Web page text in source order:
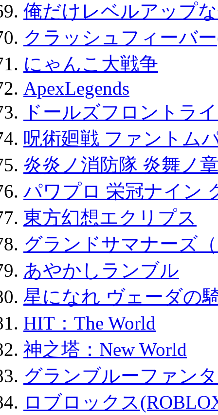
俺だけレベルアップ
クラッシュフィーバ
にゃんこ大戦争
ApexLegends
ドールズフロントラ
呪術廻戦 ファントム
炎炎ノ消防隊 炎舞ノ
パワプロ 栄冠ナイン
東方幻想エクリプス
グランドサマナーズ
あやかしランブル
星になれ ヴェーダの
HIT：The World
神之塔：New World
グランブルーファン
ロブロックス